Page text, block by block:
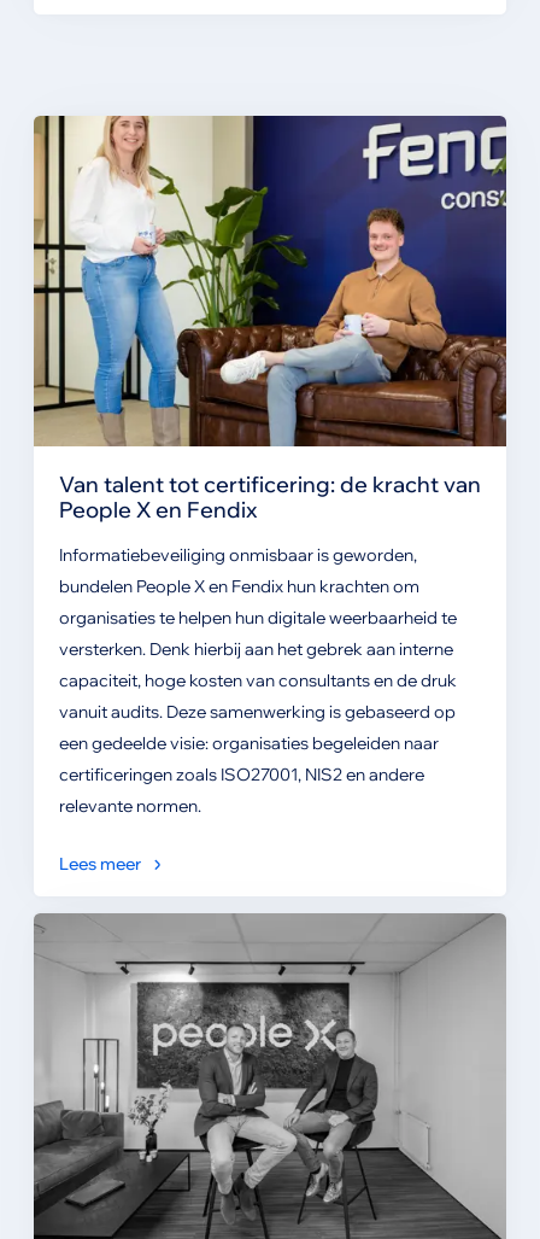
Van talent tot certificering: de kracht van
People X en Fendix
Informatiebeveiliging onmisbaar is geworden,
bundelen People X en Fendix hun krachten om
organisaties te helpen hun digitale weerbaarheid te
versterken. Denk hierbij aan het gebrek aan interne
capaciteit, hoge kosten van consultants en de druk
vanuit audits. Deze samenwerking is gebaseerd op
een gedeelde visie: organisaties begeleiden naar
certificeringen zoals ISO27001, NIS2 en andere
relevante normen.
Lees meer